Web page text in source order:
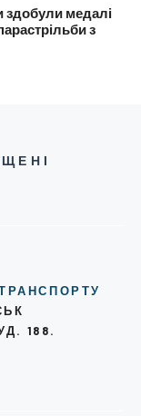
здобули медалі
з
188.